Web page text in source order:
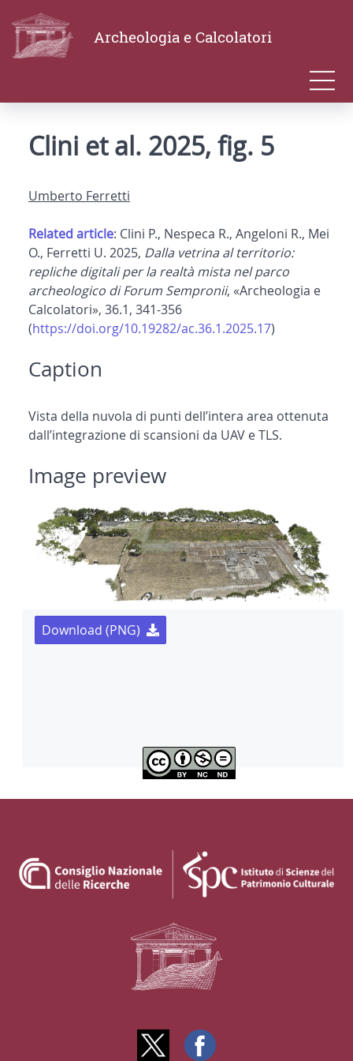
Archeologia e Calcolatori
Clini et al. 2025, fig. 5
Umberto Ferretti
Related article: Clini P., Nespeca R., Angeloni R., Mei
O., Ferretti U. 2025, Dalla vetrina al territorio:
repliche digitali per la realtà mista nel parco
archeologico di Forum Sempronii, «Archeologia e
Calcolatori», 36.1, 341-356
(https://doi.org/10.19282/ac.36.1.2025.17)
Caption
Vista della nuvola di punti dell’intera area ottenuta
dall’integrazione di scansioni da UAV e TLS.
Image preview
Download (PNG)